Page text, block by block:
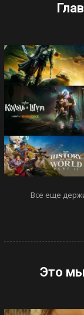
Все еще
Это